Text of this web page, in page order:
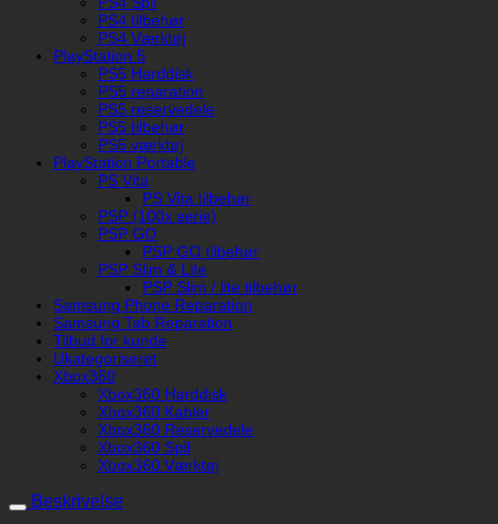
PS4 tilbehør
PS4 Værktøj
PlayStation 5
PS5 Harddisk
PS5 reparation
PS5 reservedele
PS5 tilbehør
PS5 værktøj
PlayStation Portable
PS Vita
PS Vita tilbehør
PSP (100x serie)
PSP GO
PSP GO tilbehør
PSP Slim & Lite
PSP Slim / lite tilbehør
Samsung Phone Reparation
Samsung Tab Reparation
Tilbud for kunde
Ukategoriseret
Xbox360
Xbox360 Harddisk
Xbox360 Kabler
Xbox360 Reservedele
Xbox360 Spil
Xbox360 Værktøj
Beskrivelse